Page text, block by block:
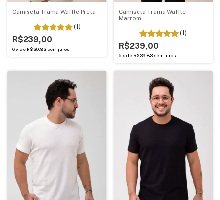
Camiseta Trama Waffle Preta
(1)
R$239,00
6x de R$39,83 sem juros
Camiseta Trama Waffle
Marrom
(1)
R$239,00
6 x de R$39,83 sem juros